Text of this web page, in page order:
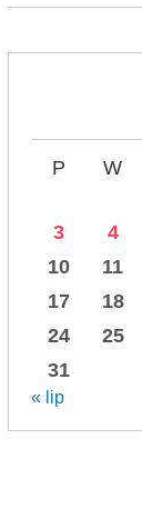
P W
3
4
10
11
17
18
24
25
31
« lip